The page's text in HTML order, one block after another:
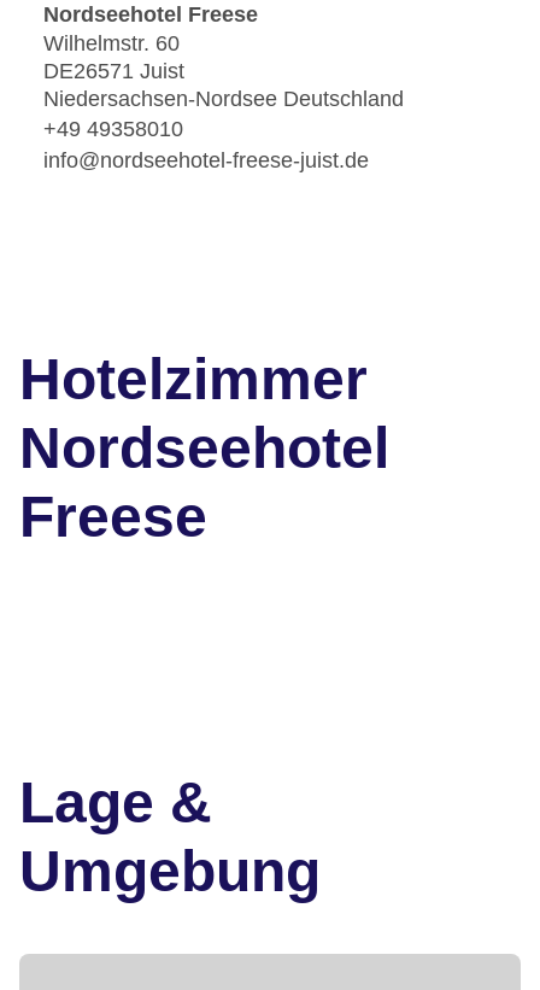
Nordseehotel Freese
Wilhelmstr. 60
DE26571 Juist
Niedersachsen-Nordsee Deutschland
+49 49358010
info@nordseehotel-freese-juist.de
Hotelzimmer
Nordseehotel
Freese
Lage &
Umgebung